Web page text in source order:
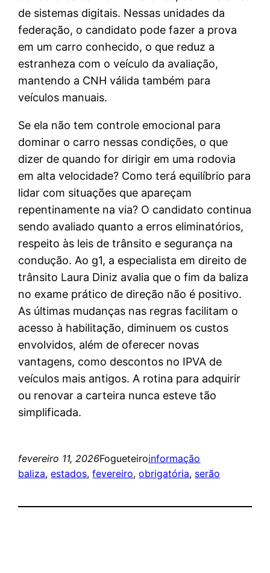
de sistemas digitais. Nessas unidades da
federação, o candidato pode fazer a prova
em um carro conhecido, o que reduz a
estranheza com o veículo da avaliação,
mantendo a CNH válida também para
veículos manuais.
Se ela não tem controle emocional para
dominar o carro nessas condições, o que
dizer de quando for dirigir em uma rodovia
em alta velocidade? Como terá equilíbrio para
lidar com situações que apareçam
repentinamente na via? O candidato continua
sendo avaliado quanto a erros eliminatórios,
respeito às leis de trânsito e segurança na
condução. Ao g1, a especialista em direito de
trânsito Laura Diniz avalia que o fim da baliza
no exame prático de direção não é positivo.
As últimas mudanças nas regras facilitam o
acesso à habilitação, diminuem os custos
envolvidos, além de oferecer novas
vantagens, como descontos no IPVA de
veículos mais antigos. A rotina para adquirir
ou renovar a carteira nunca esteve tão
simplificada.
fevereiro 11, 2026Fogueteiroinformação
baliza, estados, fevereiro, obrigatória, serão